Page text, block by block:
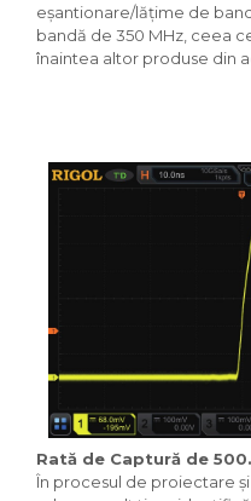
eșantionare/lățime de
bandă de 350 MHz, ceea
înaintea altor produse din
Rată de Captură de
În procesul de proiectare